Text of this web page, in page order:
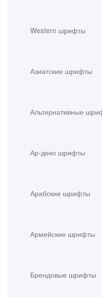
Western шрифты
Азиатские шрифты
Альтернативные
Ар-деко шрифты
Арабские шрифты
Армейские шрифты
Брендовые шрифты